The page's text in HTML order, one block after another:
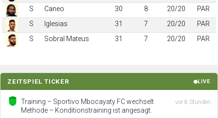
S
Caneo 30 8 20/20
PAR
S
Iglesias 31 7 20/20
PAR
S
Sobral Mateus 31 7 20/20 PAR
ZEITSPIEL TICKER LIVE
Training – Sportivo Mbocayaty FC wechselt
Methode – Konditionstraining ist angesagt.
vor 8 Stunden